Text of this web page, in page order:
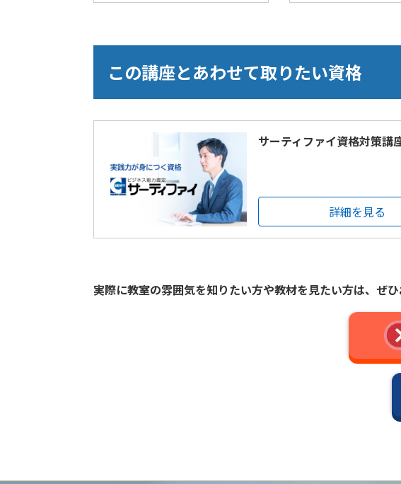
この講座とあわせて取りたい資格
サーティファイ資格対策講
詳細を見る
実際に教室の雰囲気を知りたい方や教材を見たい方は、ぜ